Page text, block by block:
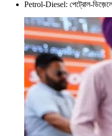
Petrol-Diesel: পেট্রোল-